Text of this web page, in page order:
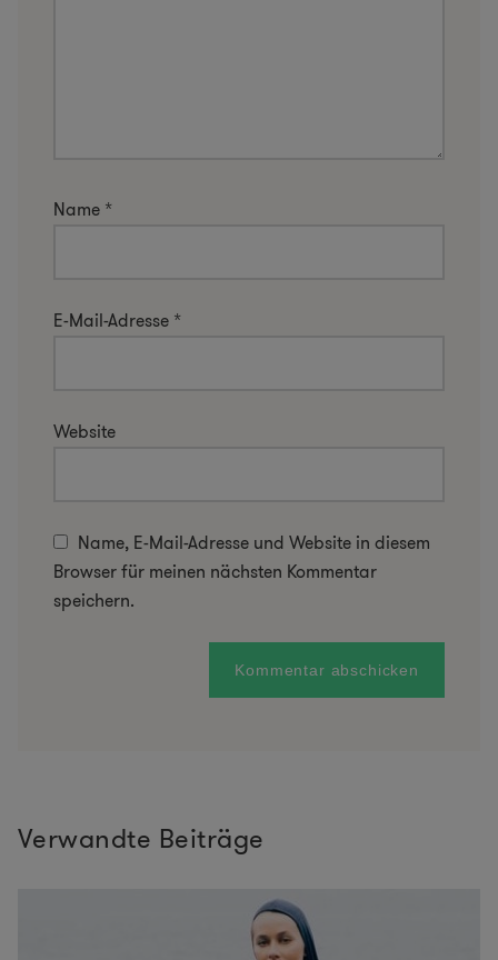
Name *
E-Mail-Adresse *
Website
Name, E-Mail-Adresse und Website in diesem
Browser für meinen nächsten Kommentar
speichern.
Verwandte Beiträge